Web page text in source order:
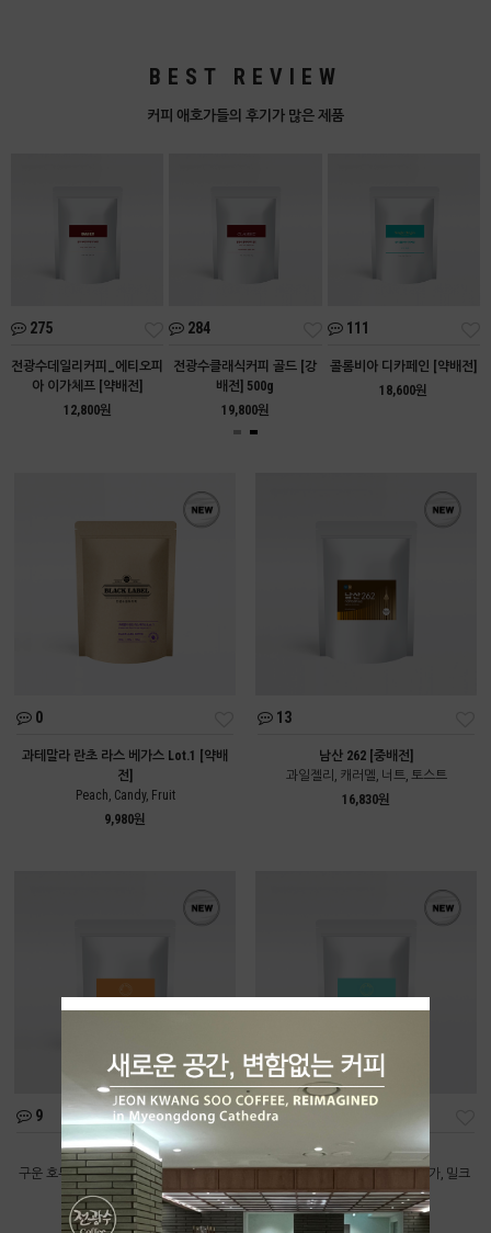
BEST REVIEW
커피 애호가들의 후기가 많은 제품
275
전광수데일리커피_에티오피
아 이가체프 [약배전]
12,800원
284
전광수클래식커피 골드 [강
배전] 500g
19,800원
111
콜롬비아 디카페인 [약배전]
18,600원
0
과테말라 란초 라스 베가스 Lot.1 [약배
전]
Peach, Candy, Fruit
9,980원
13
남산 262 [중배전]
과일젤리, 캐러멜, 너트, 토스트
16,830원
9
딥너티 [중배전]
구운 호두, 카카오닙스, 다크초콜릿, 브라
운 슈가
9,550원
11
올데이 [중배전]
구운 곡물, 볶은 땅콩, 브라운 슈가, 밀크
초콜릿
8,220원